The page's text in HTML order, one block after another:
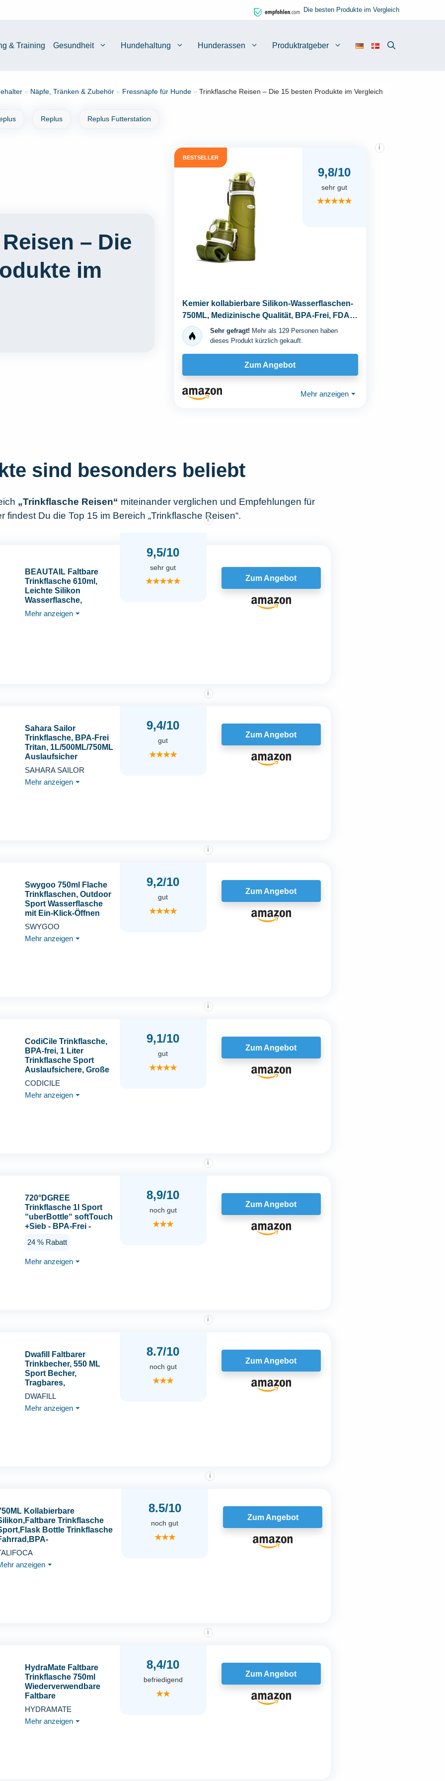
Die besten Produkte im Vergleich
& Training Gesundheit Hundehaltung Hunderassen Produktratgeber
» Näpfe, Tränken & Zubehör » Fressnäpfe für Hunde » Trinkflasche Reisen – Die 15 besten Produkte im Vergleich
Replus Replus Futterstation
– Die
im
BESTSELLER
9,8/10
i
sehr gut
★★★★★
Kemier kollabierbare Silikon-Wasserflaschen-
750ML, Medizinische Qualität, BPA-Frei, FDA-
Zugelassen...Sehr gefragt! Mehr als 129 Personen haben
dieses Produkt kürzlich gekauft.
Zum Angebot
Mehr anzeigen ⏷
sind besonders beliebt
„Trinkflasche Reisen“ miteinander verglichen und Empfehlungen für
findest Du die Top 15 im Bereich „Trinkflasche Reisen“.
BEAUTAIL Faltbare
Trinkflasche 610ml,
Leichte Silikon
Wasserflasche,
Zusammenklappbar,
Auslaufsicher, Für
Mehr anzeigen ⏷
9,5/10
i
sehr gut
★★★★★ Zum Angebot
Sahara Sailor
Trinkflasche, BPA-Frei
Tritan, 1L/500ML/750ML
Auslaufsicher
Trinkflasche mit
Zeitmarkierung für
Gym, Sport, Outdoor,
SAHARA SAILOR
Mehr anzeigen ⏷
9,4/10
i
gut
★★★★
Zum Angebot
Swygoo 750ml Flache
Trinkflaschen, Outdoor
Sport Wasserflasche
mit Ein-Klick-Öffnen
Auslaufsicherer Kappe,
Reiseflasche mit
Zeitmarkierung und
SWYGOO
Mehr anzeigen ⏷
9,2/10
i
gut
★★★★
Zum Angebot
CodiCile Trinkflasche,
BPA-frei, 1 Liter
Trinkflasche Sport
Auslaufsichere, Große
Wasserflasche 1L Ideal
für Fitnessstudio,
Schule, Büro und
CODICILE
Mehr anzeigen ⏷
9,1/10
i
gut
★★★★
Zum Angebot
720°DGREE
Trinkflasche 1l Sport
“uberBottle“ softTouch
+Sieb - BPA-Frei -
Arbeit, Fitness,
Sportflasche aus Tritan
24 % Rabatt
Mehr anzeigen ⏷
8,9/10
i
noch gut
★★★
Zum Angebot
Dwafill Faltbarer
Trinkbecher, 550 ML
Sport Becher,
Tragbares,
Undurchlässig und
Spill-Free, Ideal für
Reisen, Sport und
DWAFILL
Mehr anzeigen ⏷
8.7/10
i
noch gut
★★★
Zum Angebot
Kollabierbare
Trinkflasche
Bottle Trinkflasche
anzeigen ⏷
8.5/10
i
noch gut
★★★
Zum Angebot
HydraMate Faltbare
Trinkflasche 750ml
Wiederverwendbare
Faltbare
Wasserflasche.
Zusammenklappbare,
Leichte, Flexible,
HYDRAMATE
Mehr anzeigen ⏷
8,4/10
i
befriedigend
★★
Zum Angebot